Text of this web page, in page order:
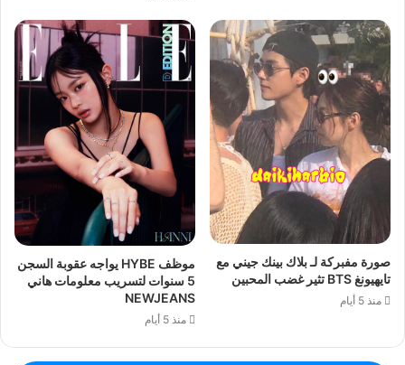
صورة مفبركة لـ بلاك بينك جيني مع
تايهيونغ BTS تثير غضب المحبين
منذ 5 أيام
موظف HYBE يواجه عقوبة السجن
5 سنوات لتسريب معلومات هاني
NEWJEANS
منذ 5 أيام